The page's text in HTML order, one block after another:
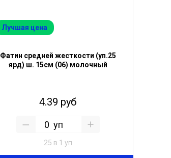
Лучшая цена
Фатин средней жесткости (уп.25
ярд) ш. 15см (06) молочный
4.39 руб
уп
25 в 1 уп